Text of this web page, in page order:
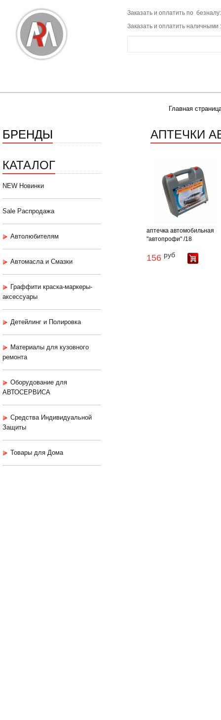
Заказать и оплатить по
Заказать и оплатить наличными
Главная
БРЕНДЫ
КАТАЛОГ
NEW Новинки
Sale Распродажа
Автолюбителям
Автомасла и Смазки
Граффити краска-маркеры-
аксессуары
Детейлинг и Полировка
Материалы для кузовного
ремонта
Оборудование для
АВТОСЕРВИСА
Средства Индивидуальной
Защиты
Товары для Дома
АПТЕЧКИ
аптечка автомобильная
"автопрофи" /18
156 руб